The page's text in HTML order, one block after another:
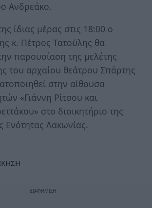
Ανδρεάκο.
ίδιας μέρας στις 18:00 ο
κ. Πέτρος Τατούλης θα
παρουσίαση της μελέτης
του αρχαίου θεάτρου Σπάρτης
στην αίθουσα
«Γιάννη Ρίτσου και
στο διοικητήριο της
Ενότητας Λακωνίας.